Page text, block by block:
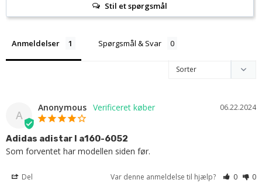
Stil et spørgsmål
Anmeldelser Spørgsmål & Svar
A
06.22.2024
Anonymous
Adidas adistar l a160-6052
Som forventet har modellen siden før.
Del Var denne anmeldelse til hjælp? 0 0